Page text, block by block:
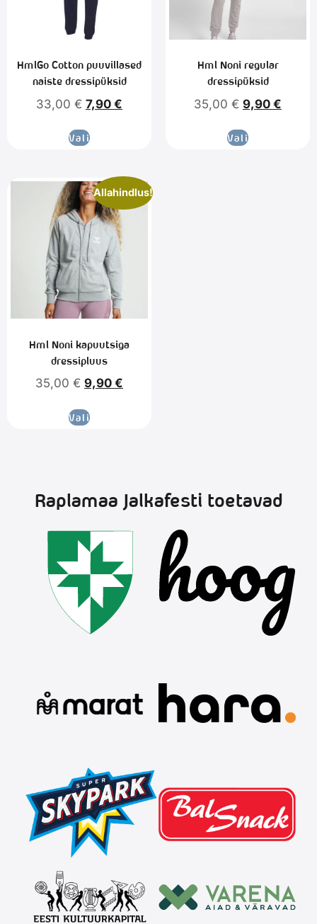
HmlGo Cotton puuvillased
naiste dressipüksid
33,00 € 7,90 €
Vali
Hml Noni regular
dressipüksid
35,00 € 9,90 €
Vali
Allahindlus!
Hml Noni kapuutsiga
dressipluus
35,00 € 9,90 €
Vali
Raplamaa Jalkafesti toetavad